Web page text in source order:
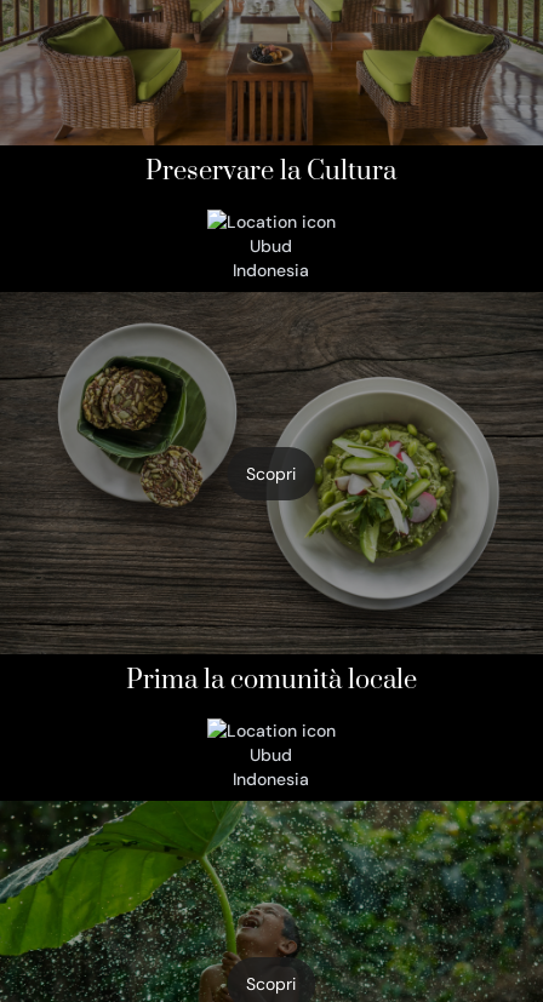
Preservare la Cultura
Ubud
Indonesia
Scopri
Prima la comunità locale
Ubud
Indonesia
Scopri